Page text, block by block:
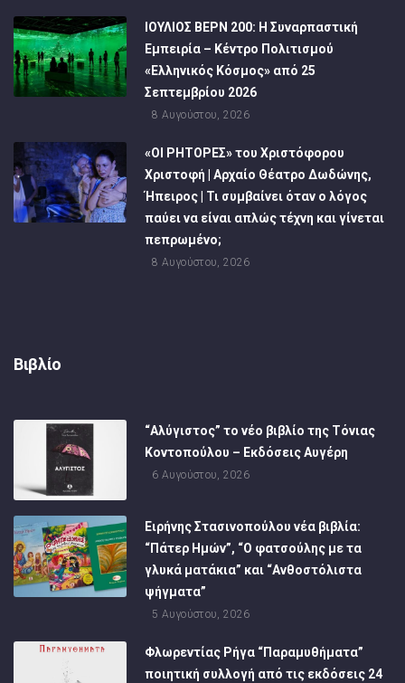
ΙΟΥΛΙΟΣ ΒΕΡΝ 200: Η Συναρπαστική
Εμπειρία – Κέντρο Πολιτισμού
«Ελληνικός Κόσμος» από 25
Σεπτεμβρίου 2026
8 Αυγούστου, 2026
«ΟΙ ΡΗΤΟΡΕΣ» του Χριστόφορου
Χριστοφή | Αρχαίο Θέατρο Δωδώνης,
Ήπειρος | Τι συμβαίνει όταν ο λόγος
παύει να είναι απλώς τέχνη και γίνεται
πεπρωμένο;
8 Αυγούστου, 2026
Βιβλίο
“Αλύγιστος” το νέο βιβλίο της Τόνιας
Κοντοπούλου – Εκδόσεις Αυγέρη
6 Αυγούστου, 2026
Ειρήνης Στασινοπούλου νέα βιβλία:
“Πάτερ Ημών”, “Ο φατσούλης με τα
γλυκά ματάκια” και “Ανθοστόλιστα
ψήγματα”
5 Αυγούστου, 2026
Φλωρεντίας Ρήγα “Παραμυθήματα”
ποιητική συλλογή από τις εκδόσεις 24